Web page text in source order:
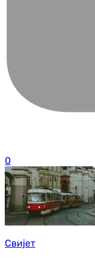
0
Свијет